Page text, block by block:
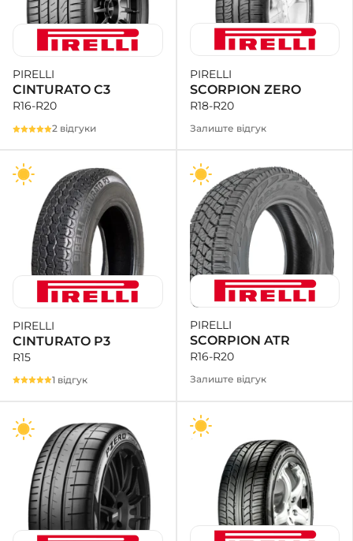
PIRELLI
CINTURATO C3
R16-R20
2 відгуки
PIRELLI
SCORPION ZERO
R18-R20
Залиште відгук
PIRELLI
CINTURATO P3
R15
1 відгук
PIRELLI
SCORPION ATR
R16-R20
Залиште відгук